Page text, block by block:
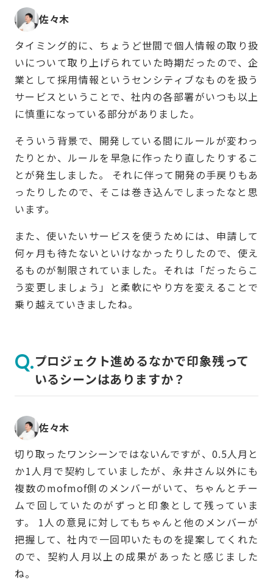
佐々木
タイミング的に、ちょうど世間で個人情報の取り扱
いについて取り上げられていた時期だったので、企
業として採用情報というセンシティブなものを扱う
サービスということで、社内の各部署がいつも以上
に慎重になっている部分がありました。
そういう背景で、開発している間にルールが変わっ
たりとか、ルールを早急に作ったり直したりするこ
とが発生しました。 それに伴って開発の手戻りもあ
ったりしたので、そこは巻き込んでしまったなと思
います。
また、使いたいサービスを使うためには、申請して
何ヶ月も待たないといけなかったりしたので、使え
るものが制限されていました。それは「だったらこ
う変更しましょう」と柔軟にやり方を変えることで
乗り越えていきましたね。
プロジェクト進めるなかで印象残って
いるシーンはありますか？
佐々木
切り取ったワンシーンではないんですが、0.5人月と
か1人月で契約していましたが、永井さん以外にも
複数のmofmof側のメンバーがいて、ちゃんとチー
ムで回していたのがずっと印象として残っていま
す。 1人の意見に対してもちゃんと他のメンバーが
把握して、社内で一回叩いたものを提案してくれた
ので、契約人月以上の成果があったと感じました
ね。